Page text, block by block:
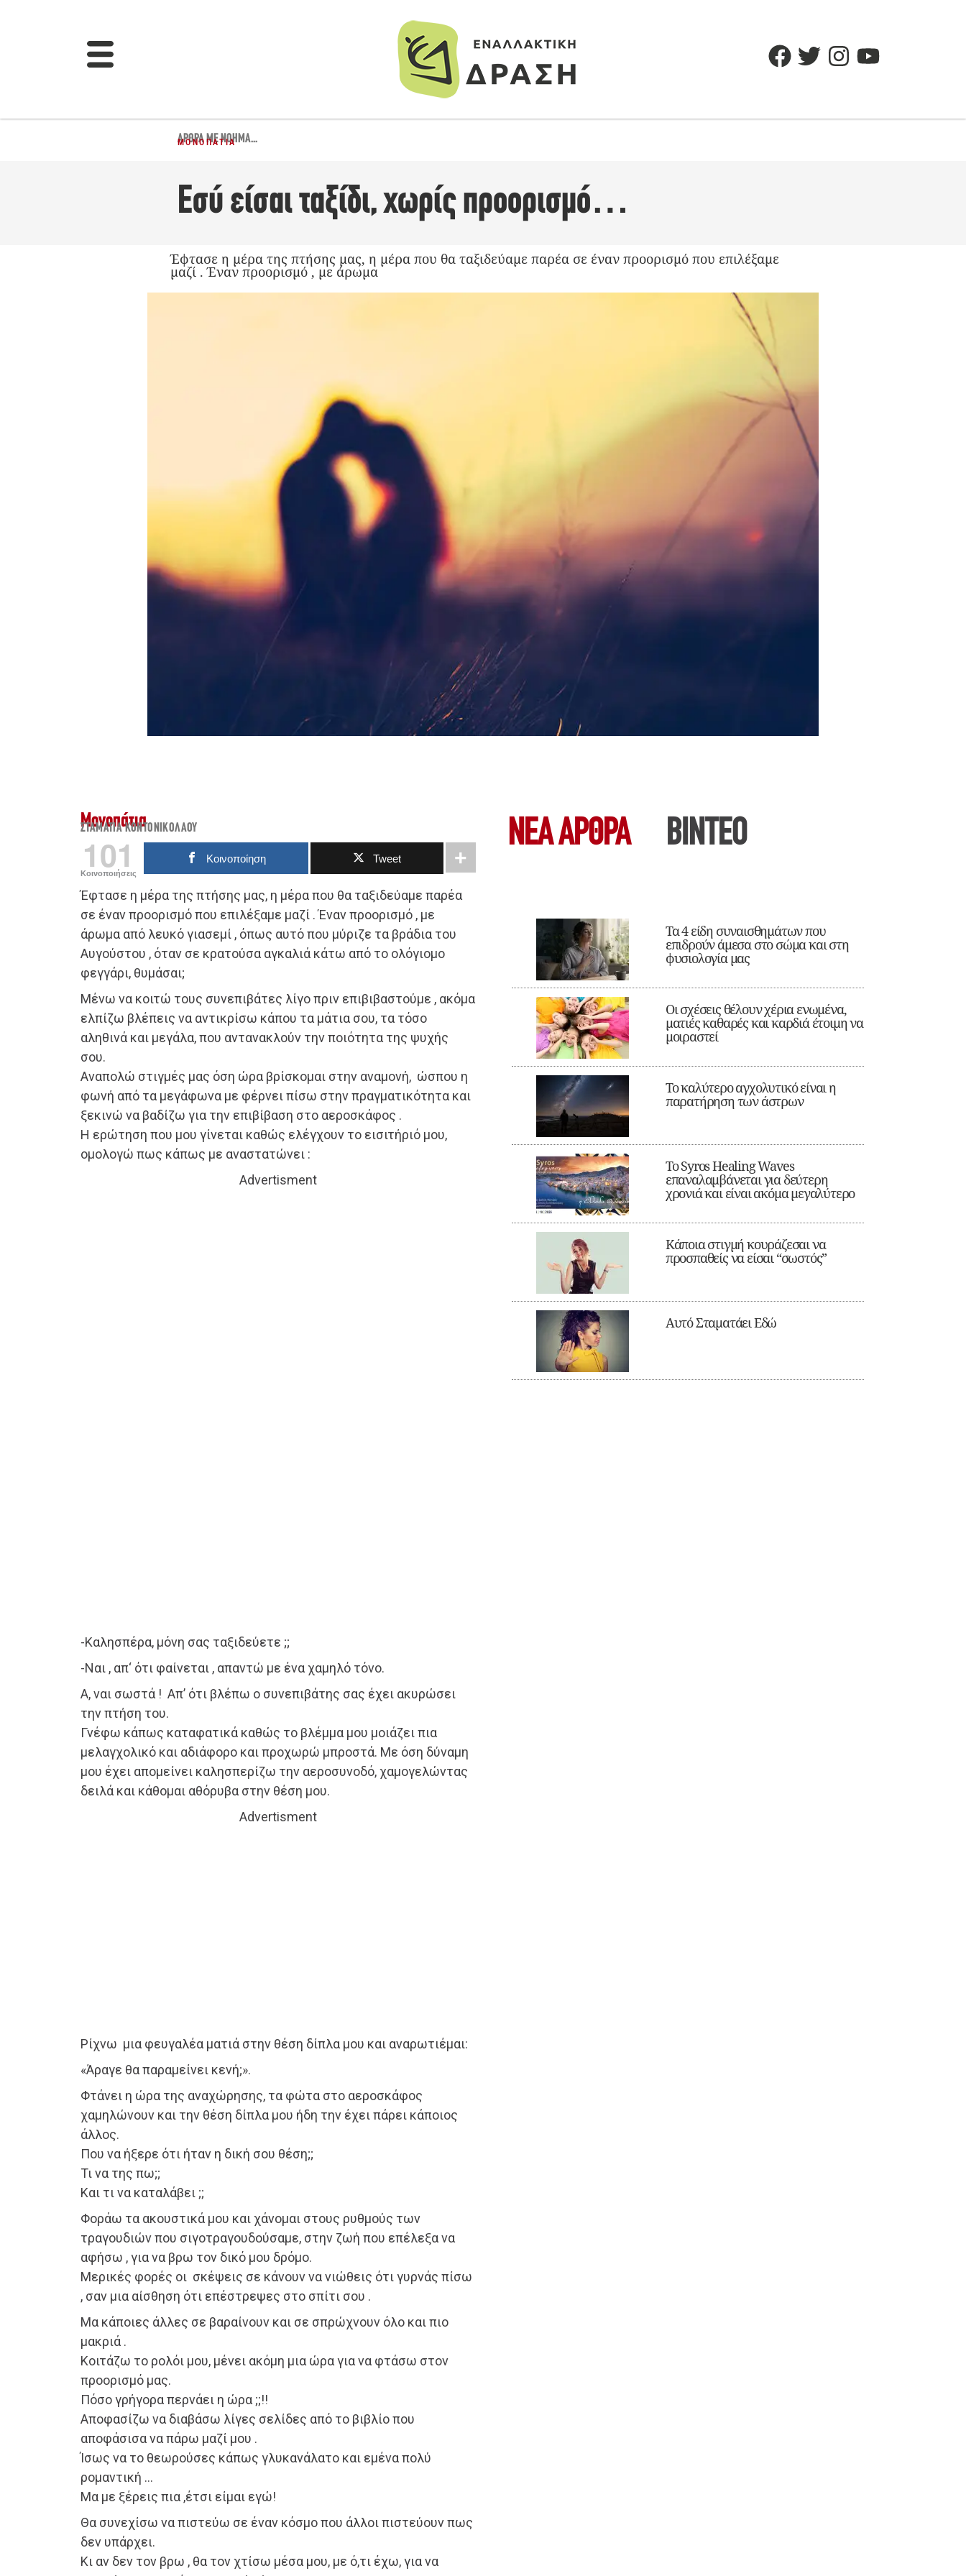
ΆΡΘΡΑ ΜΕ ΝΌΗΜΑ...
ΜΟΝΟΠΆΤΙΑ
Εσύ είσαι ταξίδι, χωρίς προορισμό…
Έφτασε η μέρα της πτήσης μας, η μέρα που θα ταξιδεύαμε παρέα σε έναν προορισμό που επιλέξαμε
μαζί . Έναν προορισμό , με άρωμα
Μονοπάτια
ΣΤΑΜΑΤΊΑ ΚΟΝΤΟΝΙΚΟΛΆΟΥ
101
Κοινοποιήσεις
Κοινοποίηση Tweet
Έφτασε η μέρα της πτήσης μας, η μέρα που θα ταξιδεύαμε παρέα
σε έναν προορισμό που επιλέξαμε μαζί . Έναν προορισμό , με
άρωμα από λευκό γιασεμί , όπως αυτό που μύριζε τα βράδια του
Αυγούστου , όταν σε κρατούσα αγκαλιά κάτω από το ολόγιομο
φεγγάρι, θυμάσαι;
Μένω να κοιτώ τους συνεπιβάτες λίγο πριν επιβιβαστούμε , ακόμα
ελπίζω βλέπεις να αντικρίσω κάπου τα μάτια σου, τα τόσο
αληθινά και μεγάλα, που αντανακλούν την ποιότητα της ψυχής
σου.
Αναπολώ στιγμές μας όση ώρα βρίσκομαι στην αναμονή, ώσπου η
φωνή από τα μεγάφωνα με φέρνει πίσω στην πραγματικότητα και
ξεκινώ να βαδίζω για την επιβίβαση στο αεροσκάφος .
Η ερώτηση που μου γίνεται καθώς ελέγχουν το εισιτήριό μου,
ομολογώ πως κάπως με αναστατώνει :
Advertisment
-Καλησπέρα, μόνη σας ταξιδεύετε ;;
-Ναι , απ‘ ότι φαίνεται , απαντώ με ένα χαμηλό τόνο.
Α, ναι σωστά ! Απ’ ότι βλέπω ο συνεπιβάτης σας έχει ακυρώσει
την πτήση του.
Γνέφω κάπως καταφατικά καθώς το βλέμμα μου μοιάζει πια
μελαγχολικό και αδιάφορο και προχωρώ μπροστά. Με όση δύναμη
μου έχει απομείνει καλησπερίζω την αεροσυνοδό, χαμογελώντας
δειλά και κάθομαι αθόρυβα στην θέση μου.
Advertisment
Ρίχνω μια φευγαλέα ματιά στην θέση δίπλα μου και αναρωτιέμαι:
«Άραγε θα παραμείνει κενή;».
Φτάνει η ώρα της αναχώρησης, τα φώτα στο αεροσκάφος
χαμηλώνουν και την θέση δίπλα μου ήδη την έχει πάρει κάποιος
άλλος.
Που να ήξερε ότι ήταν η δική σου θέση;;
Τι να της πω;;
Και τι να καταλάβει ;;
Φοράω τα ακουστικά μου και χάνομαι στους ρυθμούς των
τραγουδιών που σιγοτραγουδούσαμε, στην ζωή που επέλεξα να
αφήσω , για να βρω τον δικό μου δρόμο.
Μερικές φορές οι σκέψεις σε κάνουν να νιώθεις ότι γυρνάς πίσω
, σαν μια αίσθηση ότι επέστρεψες στο σπίτι σου .
Μα κάποιες άλλες σε βαραίνουν και σε σπρώχνουν όλο και πιο
μακριά .
Κοιτάζω το ρολόι μου, μένει ακόμη μια ώρα για να φτάσω στον
προορισμό μας.
Πόσο γρήγορα περνάει η ώρα ;;!!
Αποφασίζω να διαβάσω λίγες σελίδες από το βιβλίο που
αποφάσισα να πάρω μαζί μου .
Ίσως να το θεωρούσες κάπως γλυκανάλατο και εμένα πολύ
ρομαντική …
Μα με ξέρεις πια ,έτσι είμαι εγώ!
Θα συνεχίσω να πιστεύω σε έναν κόσμο που άλλοι πιστεύουν πως
δεν υπάρχει.
Κι αν δεν τον βρω , θα τον χτίσω μέσα μου, με ό,τι έχω, για να
ΝΕΑ ΆΡΘΡΑ ΒΙΝΤΕΟ
Τα 4 είδη συναισθημάτων που
επιδρούν άμεσα στο σώμα και στη
φυσιολογία μας
Οι σχέσεις θέλουν χέρια ενωμένα,
ματιές καθαρές και καρδιά έτοιμη να
μοιραστεί
Το καλύτερο αγχολυτικό είναι η
παρατήρηση των άστρων
Το Syros Healing Waves
επαναλαμβάνεται για δεύτερη
χρονιά και είναι ακόμα μεγαλύτερο
Κάποια στιγμή κουράζεσαι να
προσπαθείς να είσαι “σωστός”
Αυτό Σταματάει Εδώ